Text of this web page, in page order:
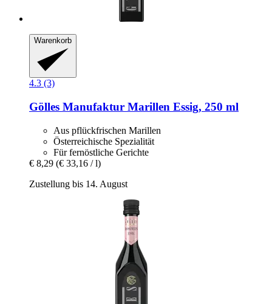
Warenkorb
4.3 (3)
Gölles Manufaktur Marillen Essig, 250 ml
Aus pflückfrischen Marillen
Österreichische Spezialität
Für fernöstliche Gerichte
€ 8,29 (€ 33,16 / l)
Zustellung bis 14. August